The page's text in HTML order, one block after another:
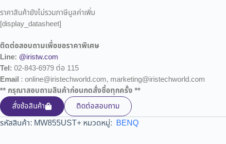
ราคาสินค้ายังไม่รวมภาษีมูลค่าเพิ่ม
[display_datasheet]
ติดต่อสอบถามเพื่อขอราคาพิเศษ
Line: @iristw.com
Tel: 02-843-6979 ต่อ 115
Email : online@iristechworld.com, marketing@iristechworld.com
** กรุณาสอบถามสินค้าก่อนกดสั่งซื้อทุกครั้ง **
สั่งซ้อสินค้า
ติดต่อสอบถาม
รหัสสินค้า: MW855UST+ หมวดหมู่: BENQ